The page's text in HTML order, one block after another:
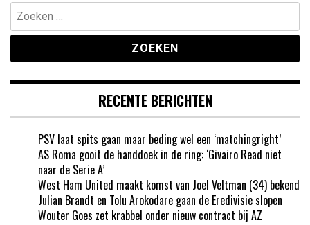
Zoeken
naar:
RECENTE BERICHTEN
PSV laat spits gaan maar beding wel een ‘matchingright’
AS Roma gooit de handdoek in de ring: ‘Givairo Read niet
naar de Serie A’
West Ham United maakt komst van Joel Veltman (34) bekend
Julian Brandt en Tolu Arokodare gaan de Eredivisie slopen
Wouter Goes zet krabbel onder nieuw contract bij AZ